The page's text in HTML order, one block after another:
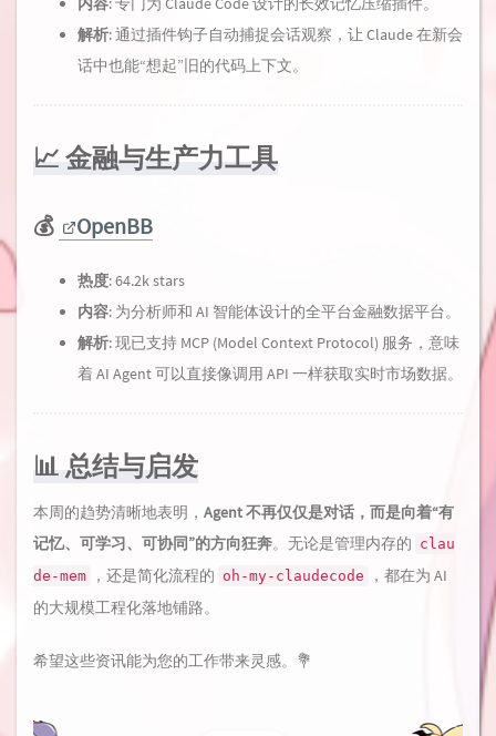
解析: 通过插件钩子自动捕捉会话观察，让 Claude 在新会
话中也能“想起”旧的代码上下文。
📈 金融与生产力工具
💰 OpenBB
热度: 64.2k stars
内容: 为分析师和 AI 智能体设计的全平台金融数据平台。
解析: 现已支持 MCP (Model Context Protocol) 服务，意味
着 AI Agent 可以直接像调用 API 一样获取实时市场数据。
📊 总结与启发
本周的趋势清晰地表明， Agent 不再仅仅是对话，而是向着“有
记忆、可学习、可协同”的方向狂奔。无论是管理内存的 clau
de-mem
，还是简化流程的 oh-my-claudecode
，都在为 AI
的大规模工程化落地铺路。
希望这些资讯能为您的工作带来灵感。💐